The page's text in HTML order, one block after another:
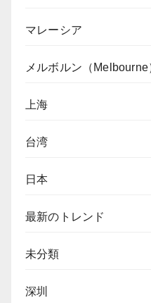
マレーシア
メルボルン（Melbourne
上海
台湾
日本
最新のトレンド
未分類
深圳